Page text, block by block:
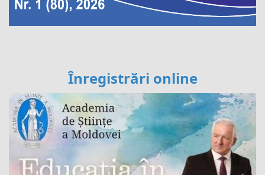
Înregistrări online